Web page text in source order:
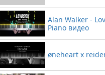
Alan Walker -
Piano видео
øneheart x